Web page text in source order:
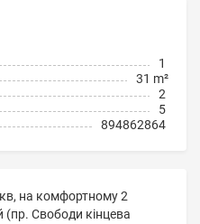
1
31 m²
2
5
894862864
на комфортному 2
(пр. Свободи кінцева